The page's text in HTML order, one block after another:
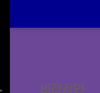
비전강연